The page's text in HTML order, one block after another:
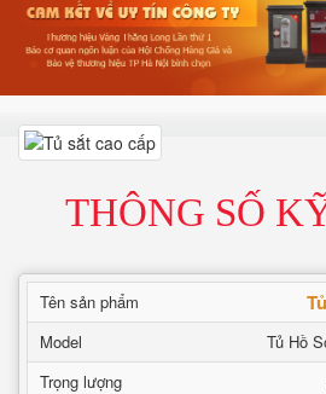
THÔNG SỐ
Tên sản phẩm
Model
Tủ Hồ
Trọng lượng